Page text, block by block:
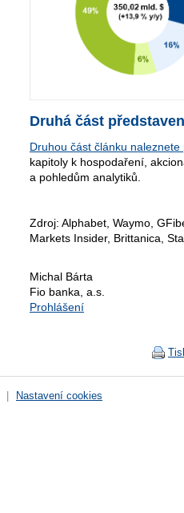
Druhá část
Druhou část článku
kapitoly k hospodaření,
a pohledům analytiků.
Zdroj: Alphabet, Waymo,
Markets Insider, Brittanica,
Michal Bárta
Fio banka, a.s.
Prohlášení
Nastavení cookies